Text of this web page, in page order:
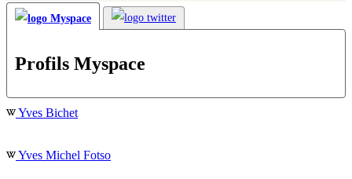
Profils Myspace
Yves Bichet
Yves Michel Fotso